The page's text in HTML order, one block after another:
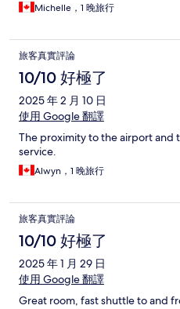
Michelle，1 晚旅行
旅客真實評論
10/10 好極了
2025 年 2 月 10 日
使用 Google 翻譯
The proximity to the airport and
service.
Alwyn，1 晚旅行
旅客真實評論
10/10 好極了
2025 年 1 月 29 日
使用 Google 翻譯
Great room, fast shuttle to and